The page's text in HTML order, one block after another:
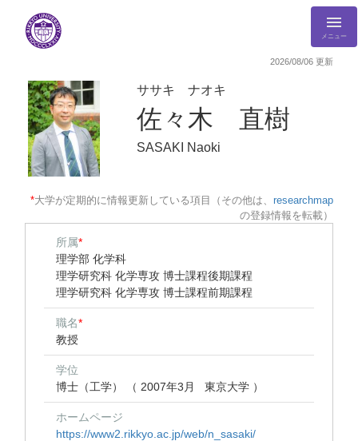
メニュー
2026/08/06 更新
ササキ ナオキ
佐々木 直樹
SASAKI Naoki
*大学が定期的に情報更新している項目（その他は、 researchmap
の登録情報を転載）
所属*
理学部 化学科
理学研究科 化学専攻 博士課程後期課程
理学研究科 化学専攻 博士課程前期課程
職名*
教授
学位
博士（工学） （ 2007年3月 東京大学 ）
ホームページ
https://www2.rikkyo.ac.jp/web/n_sasaki/